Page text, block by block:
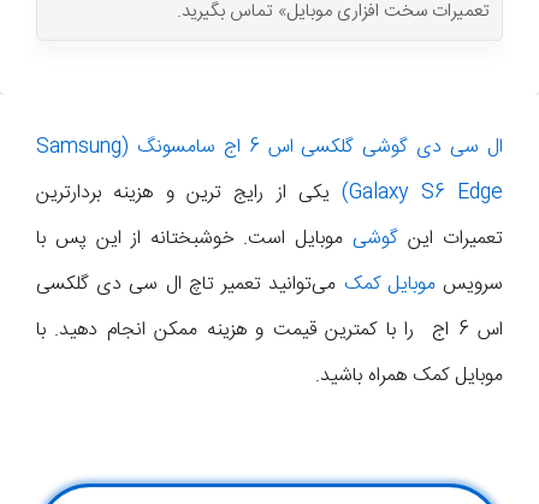
تعمیرات سخت افزاری موبایل» تماس بگیرید.
ال سی دی گوشی گلکسی اس 6 اج سامسونگ (Samsung
Galaxy S6 Edge) یکی از رایج ترین و هزینه بردارترین
تعمیرات این گوشی موبایل است. خوشبختانه از این پس با
سرویسموبایل کمک می‌توانید تعمیر تاچ ال سی دی گلکسی
اس 6 اج را با کمترین قیمت و هزینه ممکن انجام دهید. با
موبایل کمک همراه باشید.